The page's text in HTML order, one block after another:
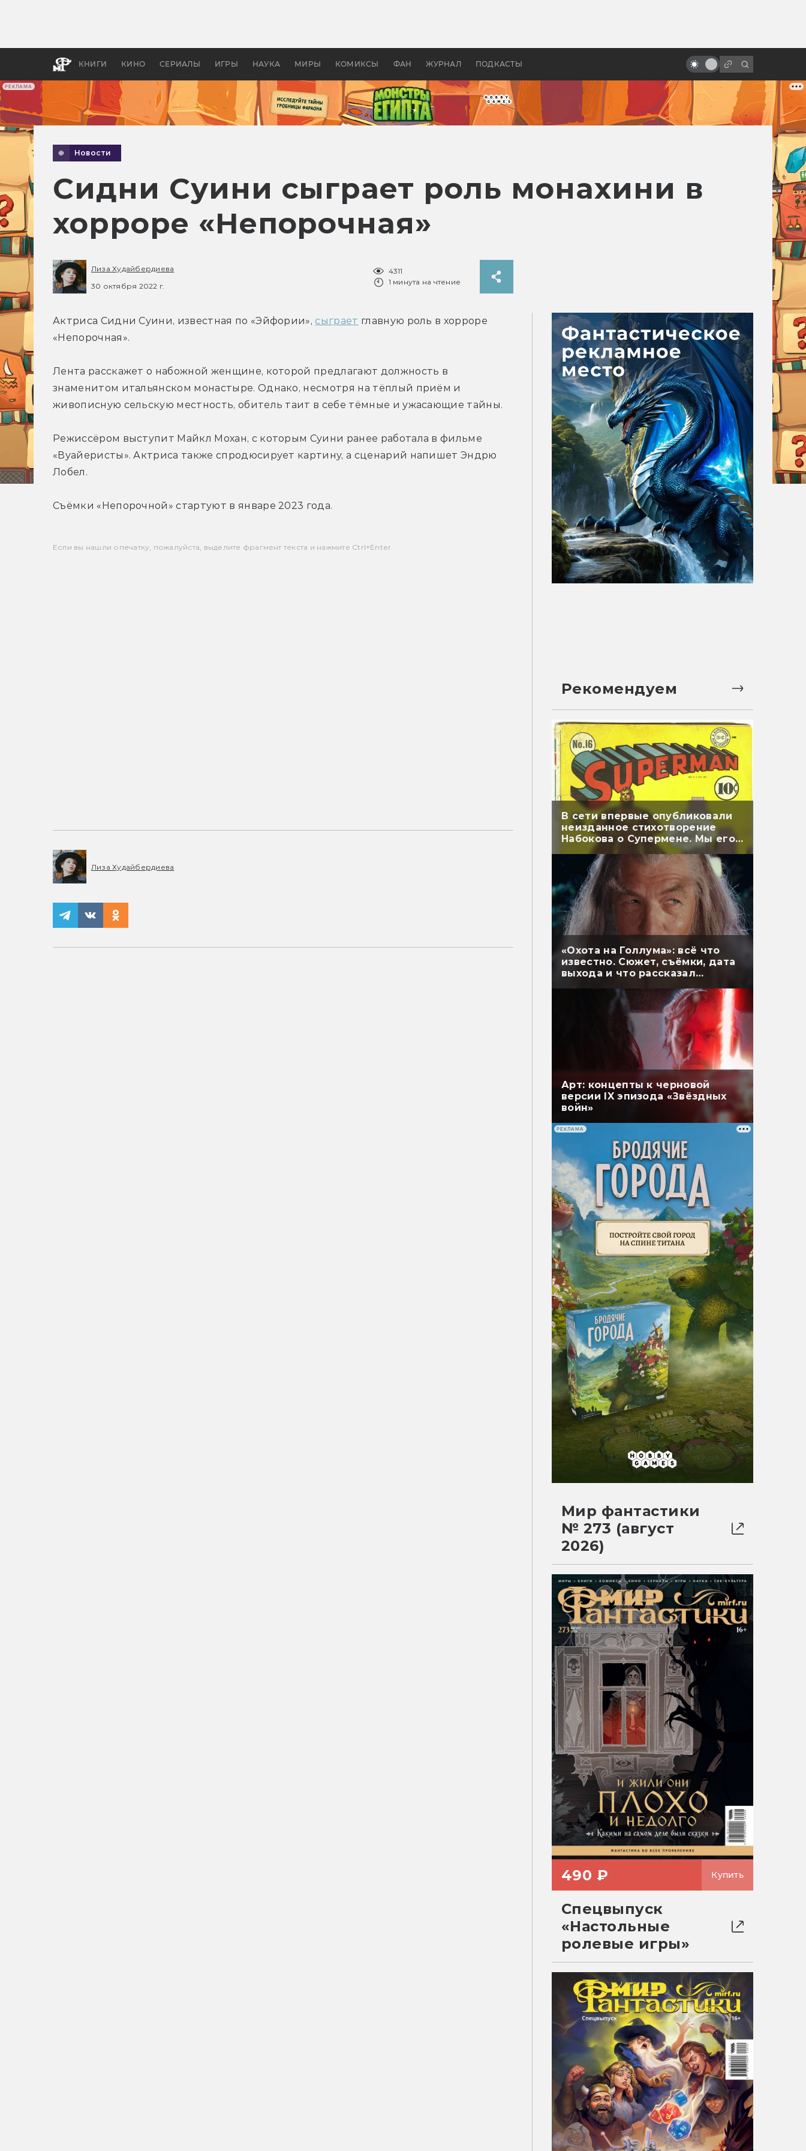
РЕКЛАМА
КНИГИ КИНО СЕРИАЛЫ ИГРЫ НАУКА МИРЫ КОМИКСЫ ФАН ЖУРНАЛ ПОДКАСТЫ
бы «Властелина колец»
Древней Грецией
Фил Лорд и Кристофер Миллер
Новости
Сидни Суини сыграет роль монахини в
хорроре «Непорочная»
Лиза Худайбердиева
30 октября 2022 г.
4311
1 минута на чтение
Актриса Сидни Суини, известная по «Эйфории», сыграет главную роль в хорроре
«Непорочная».
Лента расскажет о набожной женщине, которой предлагают должность в
знаменитом итальянском монастыре. Однако, несмотря на тёплый приём и
живописную сельскую местность, обитель таит в себе тёмные и ужасающие тайны.
Режиссёром выступит Майкл Мохан, с которым Суини ранее работала в фильме
«Вуайеристы». Актриса также спродюсирует картину, а сценарий напишет Эндрю
Лобел.
Съёмки «Непорочной» стартуют в январе 2023 года.
Если вы нашли опечатку, пожалуйста, выделите фрагмент текста и нажмите Ctrl+Enter.
Лиза Худайбердиева
Рекомендуем
В сети впервые опубликовали
неизданное стихотворение
Набокова о Супермене. Мы его
перевели
«Охота на Голлума»: всё что
известно. Сюжет, съёмки, дата
выхода и что рассказал
Арт: концепты к черновой
версии IX эпизода «Звёздных
войн»
РЕКЛАМА
Мир фантастики
№ 273 (август
2026)
490 ₽ Купить
Спецвыпуск
«Настольные
ролевые игры»